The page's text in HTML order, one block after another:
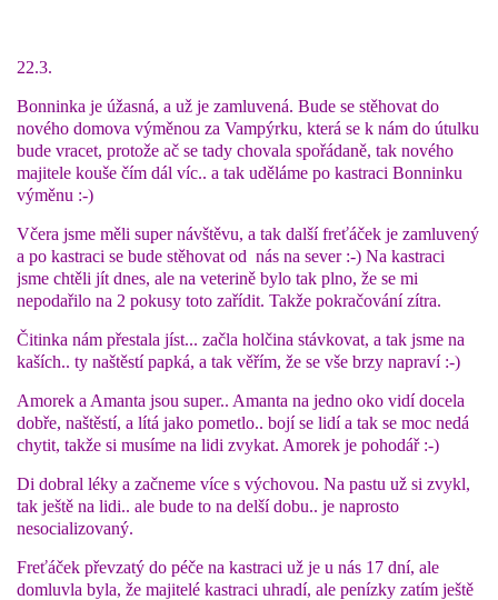
22.3.
Bonninka je úžasná, a už je zamluvená. Bude se stěhovat do
nového domova výměnou za Vampýrku, která se k nám do útulku
bude vracet, protože ač se tady chovala spořádaně, tak nového
majitele kouše čím dál víc.. a tak uděláme po kastraci Bonninku
výměnu :-)
Včera jsme měli super návštěvu, a tak další freťáček je zamluvený
a po kastraci se bude stěhovat od nás na sever :-) Na kastraci
jsme chtěli jít dnes, ale na veterině bylo tak plno, že se mi
nepodařilo na 2 pokusy toto zařídit. Takže pokračování zítra.
Čitinka nám přestala jíst... začla holčina stávkovat, a tak jsme na
kaších.. ty naštěstí papká, a tak věřím, že se vše brzy napraví :-)
Amorek a Amanta jsou super.. Amanta na jedno oko vidí docela
dobře, naštěstí, a lítá jako pometlo.. bojí se lidí a tak se moc nedá
chytit, takže si musíme na lidi zvykat. Amorek je pohodář :-)
Di dobral léky a začneme více s výchovou. Na pastu už si zvykl,
tak ještě na lidi.. ale bude to na delší dobu.. je naprosto
nesocializovaný.
Freťáček převzatý do péče na kastraci už je u nás 17 dní, ale
domluvla byla, že majitelé kastraci uhradí, ale penízky zatím ještě